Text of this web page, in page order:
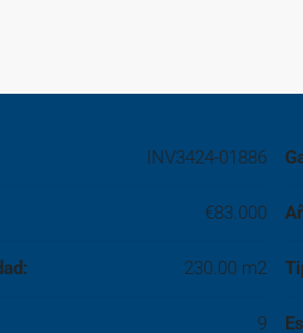
INV3424-01886
€83.000
230.00 m2
9